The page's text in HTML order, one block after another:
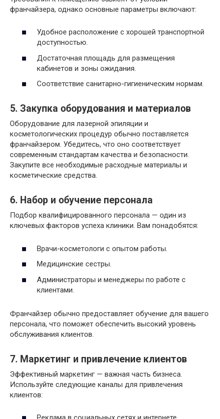
франчайзера, однако основные параметры включают:
Удобное расположение с хорошей транспортной
доступностью.
Достаточная площадь для размещения
кабинетов и зоны ожидания.
Соответствие санитарно-гигиеническим нормам.
5. Закупка оборудования и материалов
Оборудование для лазерной эпиляции и
косметологических процедур обычно поставляется
франчайзером. Убедитесь, что оно соответствует
современным стандартам качества и безопасности.
Закупите все необходимые расходные материалы и
косметические средства.
6. Набор и обучение персонала
Подбор квалифицированного персонала — один из
ключевых факторов успеха клиники. Вам понадобятся:
Врачи-косметологи с опытом работы.
Медицинские сестры.
Администраторы и менеджеры по работе с
клиентами.
Франчайзер обычно предоставляет обучение для вашего
персонала, что поможет обеспечить высокий уровень
обслуживания клиентов.
7. Маркетинг и привлечение клиентов
Эффективный маркетинг — важная часть бизнеса.
Используйте следующие каналы для привлечения
клиентов: